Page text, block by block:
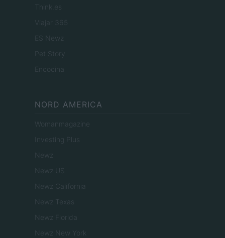
Think.es
Viajar 365
ES Newz
Pet Story
Encocina
NORD AMERICA
Womanmagazine
Investing Plus
Newz
Newz US
Newz California
Newz Texas
Newz Florida
Newz New York